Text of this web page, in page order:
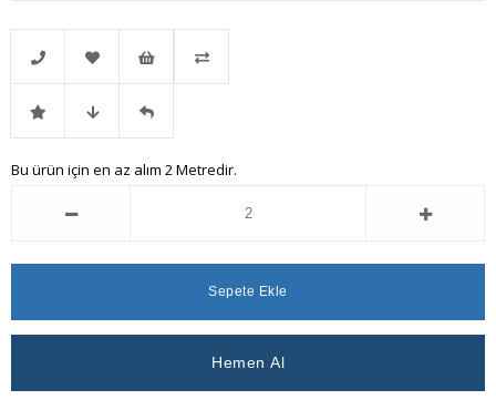
Telefonla
Sipariş
Favorilere
Ekle
İstek
Listeme
İndirimli Fiyat
Ver
Gelince
Bu ürün için en az alım 2 Metredir.